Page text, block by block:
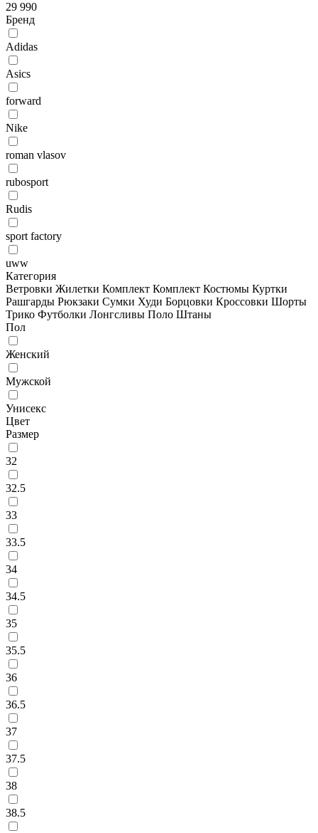
29 990
Бренд
Adidas
Asics
forward
Nike
roman vlasov
rubosport
Rudis
sport factory
uww
Категория
Ветровки Жилетки Комплект Комплект Костюмы Куртки
Рашгарды Рюкзаки Сумки Худи Борцовки Кроссовки Шорты
Трико Футболки Лонгсливы Поло Штаны
Пол
Женский
Мужской
Унисекс
Цвет
Размер
32
32.5
33
33.5
34
34.5
35
35.5
36
36.5
37
37.5
38
38.5